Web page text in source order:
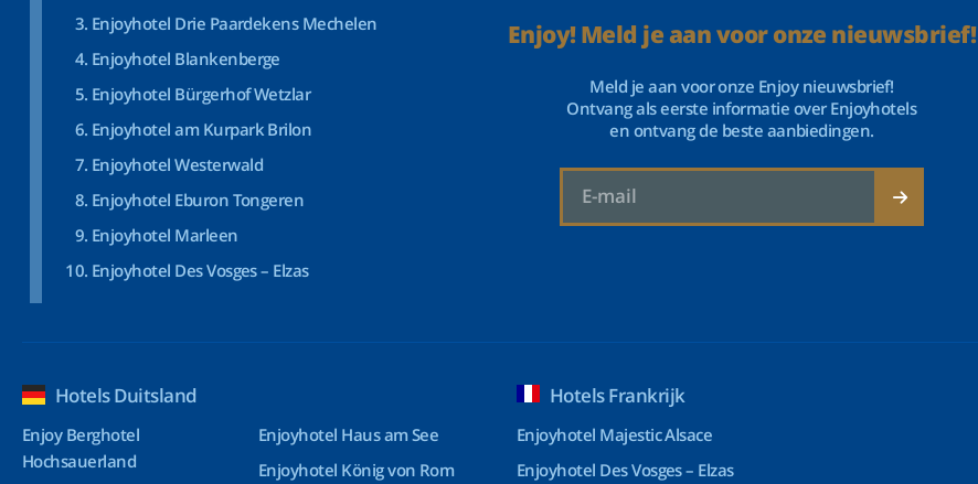
Enjoyhotel Drie Paardekens Mechelen
Enjoyhotel Blankenberge
Enjoyhotel Bürgerhof Wetzlar
Enjoyhotel am Kurpark Brilon
Enjoyhotel Westerwald
Enjoyhotel Eburon Tongeren
Enjoyhotel Marleen
Enjoyhotel Des Vosges – Elzas
Enjoy! Meld je aan voor onze nieuwsbrief!
Meld je aan voor onze Enjoy nieuwsbrief!
Ontvang als eerste informatie over Enjoyhotels
en ontvang de beste aanbiedingen.
Hotels Duitsland
Enjoy Berghotel
Hochsauerland
Enjoyhotel Haus am See
Enjoyhotel König von Rom
Hotels Frankrijk
Enjoyhotel Majestic Alsace
Enjoyhotel Des Vosges – Elzas